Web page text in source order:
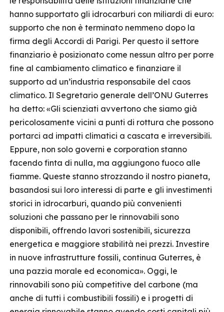
hanno supportato gli idrocarburi con miliardi di euro:
supporto che non è terminato nemmeno dopo la
firma degli Accordi di Parigi. Per questo il settore
finanziario è posizionato come nessun altro per porre
fine al cambiamento climatico e finanziare il
supporto ad un’industria responsabile del caos
climatico. Il Segretario generale dell’ONU Guterres
ha detto: «Gli scienziati avvertono che siamo già
pericolosamente vicini a punti di rottura che possono
portarci ad impatti climatici a cascata e irreversibili.
Eppure, non solo governi e corporation stanno
facendo finta di nulla, ma aggiungono fuoco alle
fiamme. Queste stanno strozzando il nostro pianeta,
basandosi sui loro interessi di parte e gli investimenti
storici in idrocarburi, quando più convenienti
soluzioni che passano per le rinnovabili sono
disponibili, offrendo lavori sostenibili, sicurezza
energetica e maggiore stabilità nei prezzi. Investire
in nuove infrastrutture fossili, continua Guterres, è
una pazzia morale ed economica». Oggi, le
rinnovabili sono più competitive del carbone (ma
anche di tutti i combustibili fossili) e i progetti di